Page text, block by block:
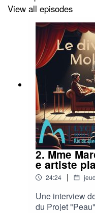
View all episodes
2. Mme
e artiste
24:24 |
Une interview
du Projet